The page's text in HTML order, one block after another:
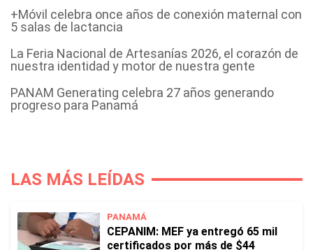
+Móvil celebra once años de conexión maternal con
5 salas de lactancia
La Feria Nacional de Artesanías 2026, el corazón de
nuestra identidad y motor de nuestra gente
PANAM Generating celebra 27 años generando
progreso para Panamá
LAS MÁS LEÍDAS
PANAMÁ
CEPANIM: MEF ya entregó 65 mil
certificados por más de $44